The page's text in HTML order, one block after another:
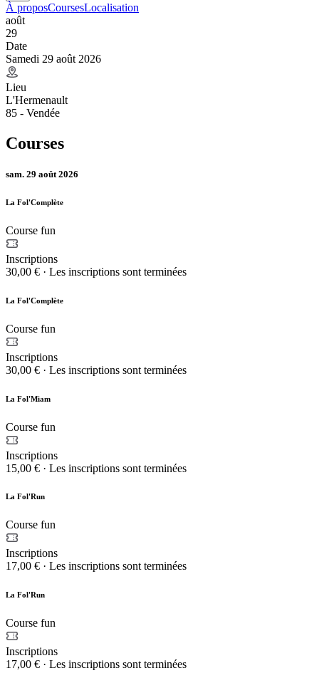
À proposCoursesLocalisation
août
29
Date
Samedi 29 août 2026
Lieu
L'Hermenault
85 - Vendée
Courses
sam. 29 août 2026
La Fol'Complète
Course fun
Inscriptions
30,00 € · Les inscriptions sont terminées
La Fol'Complète
Course fun
Inscriptions
30,00 € · Les inscriptions sont terminées
La Fol'Miam
Course fun
Inscriptions
15,00 € · Les inscriptions sont terminées
La Fol'Run
Course fun
Inscriptions
17,00 € · Les inscriptions sont terminées
La Fol'Run
Course fun
Inscriptions
17,00 € · Les inscriptions sont terminées